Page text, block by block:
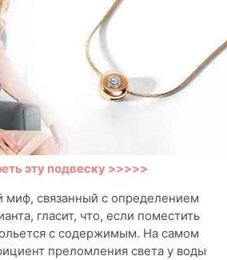
эту подвеску >>>>>
миф, связанный с определением
гласит, что, если поместить
с содержимым. На самом
преломления света у воды